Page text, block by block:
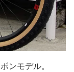
ンモデル。